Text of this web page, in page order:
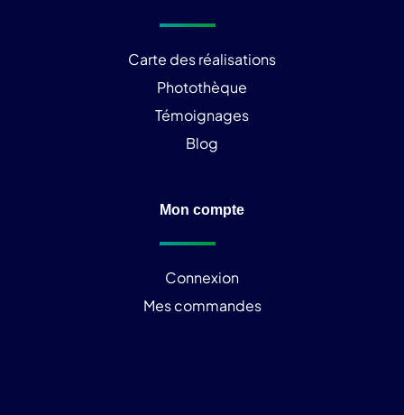
Carte des réalisations
Photothèque
Témoignages
Blog
Mon compte
Connexion
Mes commandes